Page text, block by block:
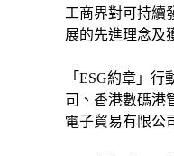
工商界對可持續
展的先進理念及
「ESG約章」
司、香港數碼港
電子貿易有限公